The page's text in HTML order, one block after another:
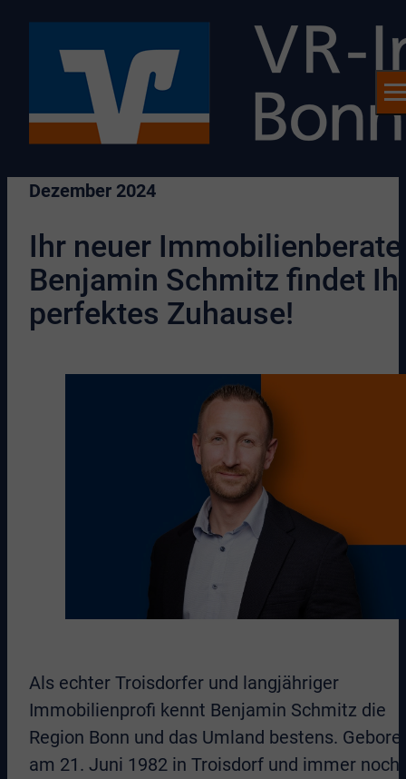
Dezember 2024
Ihr neuer
Benjamin Schmitz findet
perfektes Zuhause!
Als echter Troisdorfer und langjähriger
Immobilienprofi kennt Benjamin Schmitz die
Region Bonn und das Umland bestens.
am 21. Juni 1982 in Troisdorf und immer noch